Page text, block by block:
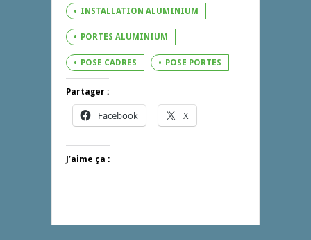
INSTALLATION ALUMINIUM
PORTES ALUMINIUM
POSE CADRES POSE PORTES
Partager :
Facebook X
J’aime ça :